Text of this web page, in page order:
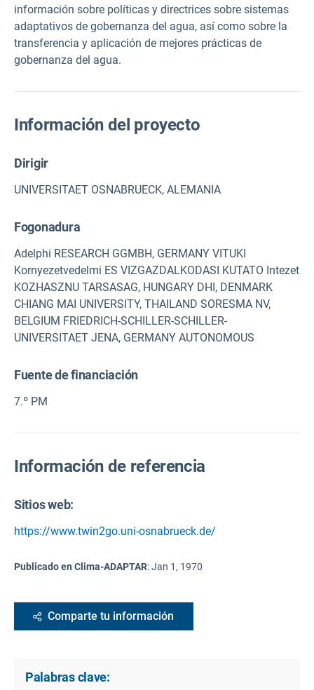
información sobre políticas y directrices sobre sistemas
adaptativos de gobernanza del agua, así como sobre la
transferencia y aplicación de mejores prácticas de
gobernanza del agua.
Información del proyecto
Dirigir
UNIVERSITAET OSNABRUECK, ALEMANIA
Fogonadura
Adelphi RESEARCH GGMBH, GERMANY VITUKI
Kornyezetvedelmi ES VIZGAZDALKODASI KUTATO Intezet
KOZHASZNU TARSASAG, HUNGARY DHI, DENMARK
CHIANG MAI UNIVERSITY, THAILAND SORESMA NV,
BELGIUM FRIEDRICH-SCHILLER-SCHILLER-
UNIVERSITAET JENA, GERMANY AUTONOMOUS
Fuente de financiación
7.º PM
Información de referencia
Sitios web:
https://www.twin2go.uni-osnabrueck.de/
Publicado en Clima-ADAPTAR:Jan 1, 1970
Comparte tu información
Palabras clave: